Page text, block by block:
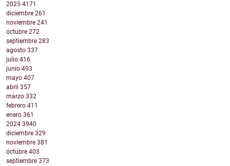
2025 4171
diciembre 261
noviembre 241
octubre 272
septiembre 283
agosto 337
julio 416
junio 493
mayo 407
abril 357
marzo 332
febrero 411
enero 361
2024 3940
diciembre 329
noviembre 381
octubre 403
septiembre 373